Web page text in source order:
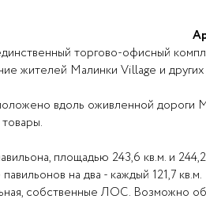
торгово-офисный
жителей Малинки Village и
вдоль оживленной дороги
площадью 243,6 кв.м. и 244,2
на два - каждый 121,7 кв.м.
собственные ЛОС. Возможно